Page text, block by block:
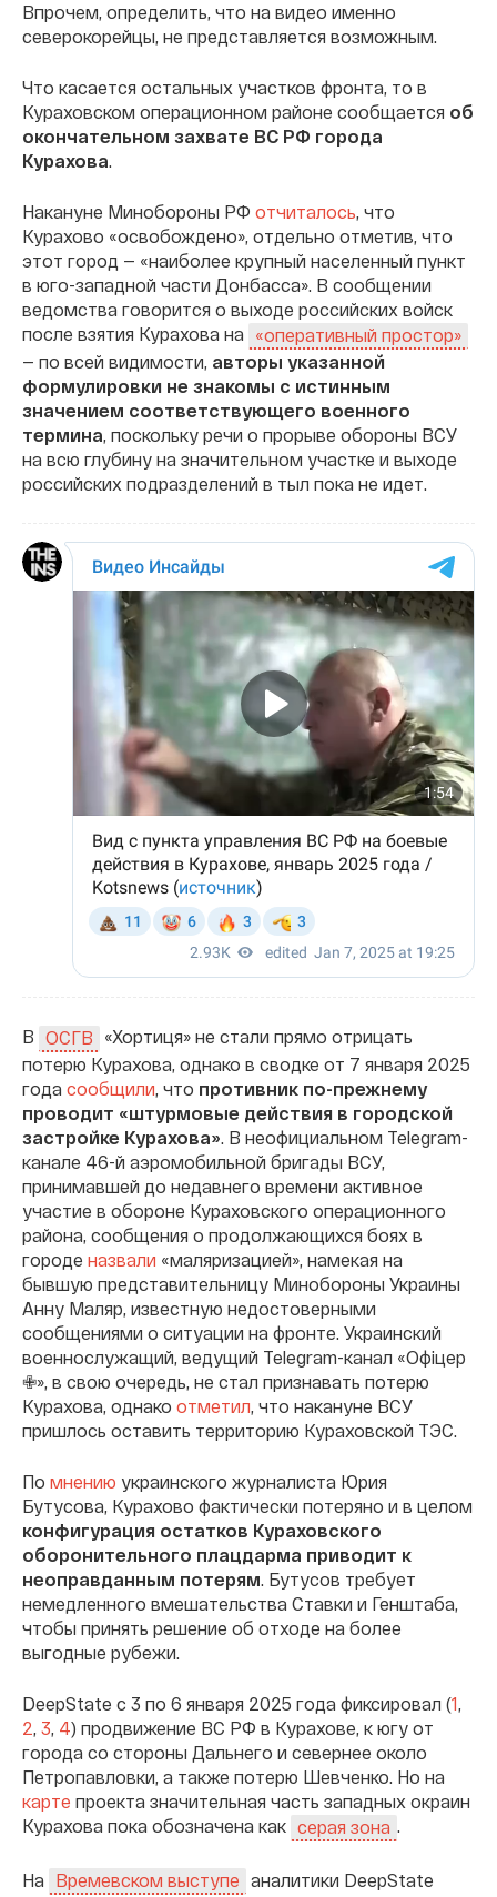
Впрочем, определить, что на видео именно
северокорейцы, не представляется возможным.
Что касается остальных участков фронта, то в
Кураховском операционном районе сообщается об
окончательном захвате ВС РФ города
Курахова.
Накануне Минобороны РФ отчиталось, что
Курахово «освобождено», отдельно отметив, что
этот город — «наиболее крупный населенный пункт
в юго-западной части Донбасса». В сообщении
ведомства говорится о выходе российских войск
после взятия Курахова на
«оперативный простор»
— по всей видимости, авторы указанной
формулировки не знакомы с истинным
значением соответствующего военного
термина, поскольку речи о прорыве обороны ВСУ
на всю глубину на значительном участке и выходе
российских подразделений в тыл пока не идет.
В ОСГВ
«Хортиця» не стали прямо отрицать
потерю Курахова, однако в сводке от 7 января 2025
года сообщили , что противник по-прежнему
проводит «штурмовые действия в городской
застройке Курахова» . В неофициальном Telegram-
канале 46-й аэромобильной бригады ВСУ,
принимавшей до недавнего времени активное
участие в обороне Кураховского операционного
района, сообщения о продолжающихся боях в
городе назвали «маляризацией», намекая на
бывшую представительницу Минобороны Украины
Анну Маляр, известную недостоверными
сообщениями о ситуации на фронте. Украинский
военнослужащий, ведущий Telegram-канал «Офіцер
✙», в свою очередь, не стал признавать потерю
Курахова, однако отметил , что накануне ВСУ
пришлось оставить территорию Кураховской ТЭС.
По мнению украинского журналиста Юрия
Бутусова, Курахово фактически потеряно и в целом
конфигурация остатков Кураховского
оборонительного плацдарма приводит к
неоправданным потерям . Бутусов требует
немедленного вмешательства Ставки и Генштаба,
чтобы принять решение об отходе на более
выгодные рубежи.
DeepState с 3 по 6 января 2025 года фиксировал (1
2 3 4) продвижение ВС РФ в Курахове, к югу от
города со стороны Дальнего и севернее около
Петропавловки, а также потерю Шевченко. Но на
карте проекта значительная часть западных окраин
Курахова пока обозначена как серая зона
На Времевском выступе аналитики DeepState